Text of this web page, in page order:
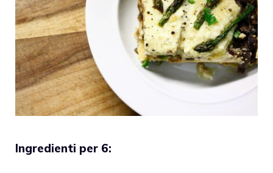
Ingredienti per 6: